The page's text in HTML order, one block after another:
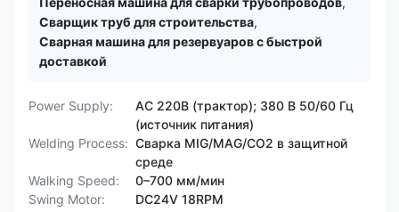
Сварщик труб для строительства,
Сварная машина для резервуаров с быстрой
доставкой
Power Supply:
AC 220В (трактор); 380 В 50/60 Гц
(источник питания)
Welding Process: Сварка MIG/MAG/CO2 в защитной
среде
Walking Speed:
0–700 мм/мин
Swing Motor:
DC24V 18RPM